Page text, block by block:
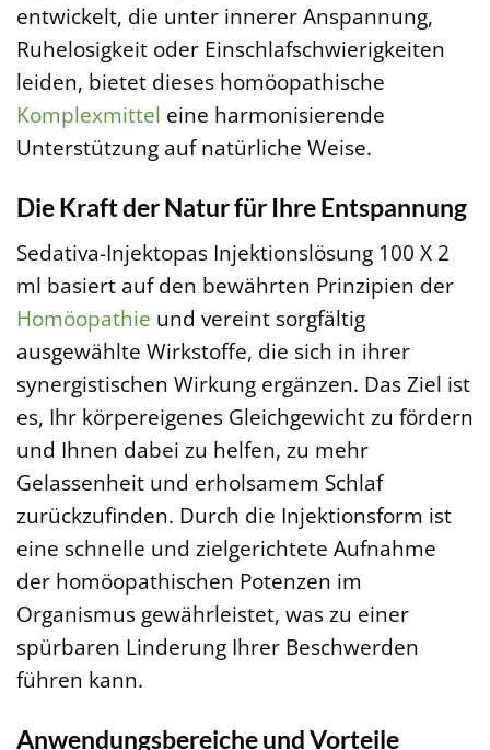
entwickelt, die unter innerer Anspannung,
Ruhelosigkeit oder Einschlafschwierigkeiten
leiden, bietet dieses homöopathische
Komplexmittel eine harmonisierende
Unterstützung auf natürliche Weise.
Die Kraft der Natur für Ihre Entspannung
Sedativa-Injektopas Injektionslösung 100 X 2
ml basiert auf den bewährten Prinzipien der
Homöopathie und vereint sorgfältig
ausgewählte Wirkstoffe, die sich in ihrer
synergistischen Wirkung ergänzen. Das Ziel ist
es, Ihr körpereigenes Gleichgewicht zu fördern
und Ihnen dabei zu helfen, zu mehr
Gelassenheit und erholsamem Schlaf
zurückzufinden. Durch die Injektionsform ist
eine schnelle und zielgerichtete Aufnahme
der homöopathischen Potenzen im
Organismus gewährleistet, was zu einer
spürbaren Linderung Ihrer Beschwerden
führen kann.
Anwendungsbereiche und Vorteile